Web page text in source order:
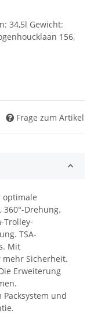
34,5l Gewicht:
156,
Frage zum Artikel
optimale
Drehung.
Trolley-
TSA-
Mit
Sicherheit.
Erweiterung
und